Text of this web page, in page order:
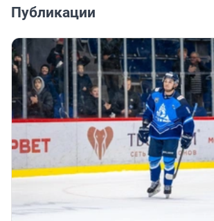
Публикации